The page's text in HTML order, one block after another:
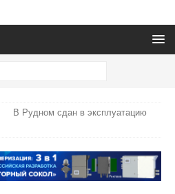
В Рудном сдан в эксплуатацию